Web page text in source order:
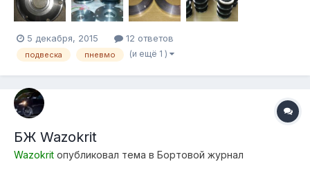
5 декабря, 2015 12 ответов
подвеска пневмо (и ещё 1 )
БЖ Wazokrit
Wazokrit опубликовал тема в Бортовой журнал